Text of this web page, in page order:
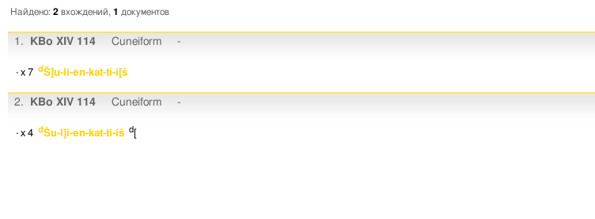
Найдено: 2 вхождений, 1 документов
1. KBo XIV 114 Cuneiform -
· x 7 dŠ]u-li-en-kat-ti-i[š
2. KBo XIV 114 Cuneiform -
· x 4 dŠu-l]i-en-kat-ti-iš d